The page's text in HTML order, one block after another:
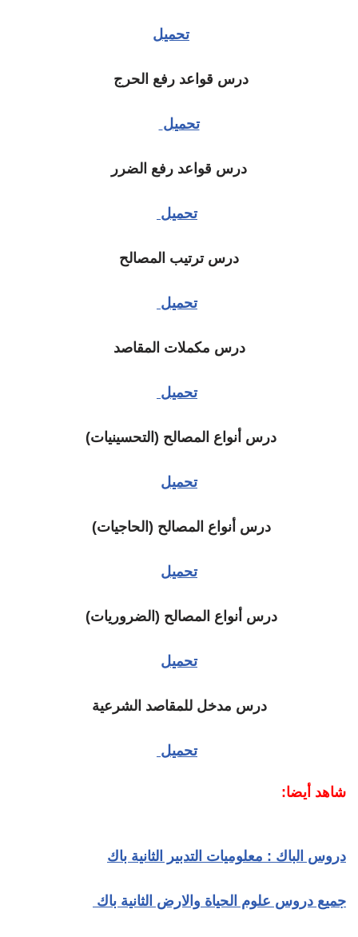
تحميل
درس قواعد رفع الحرج
تحميل
درس قواعد رفع الضرر
تحميل
درس ترتيب المصالح
تحميل
درس مكملات المقاصد
تحميل
درس أنواع المصالح (التحسينيات)
تحميل
درس أنواع المصالح (الحاجيات)
تحميل
درس أنواع المصالح (الضروريات)
تحميل
درس مدخل للمقاصد الشرعية
تحميل
شاهد أيضا:
دروس الباك : معلوميات التدبير الثانية باك
جميع دروس علوم الحياة والارض الثانية باك